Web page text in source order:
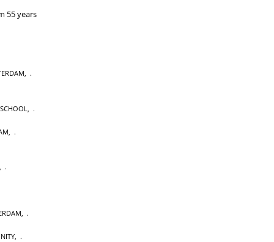
55 years
,
,
,